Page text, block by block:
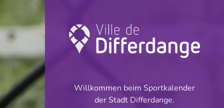
Turnier: Football
INFOS
Willkommen beim Sportkalender
der Stadt Differdange.